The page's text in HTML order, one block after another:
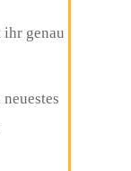
ihr genau